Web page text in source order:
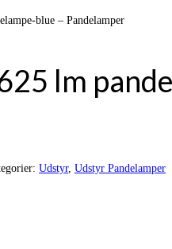
blue – Pandelamper
lm
Udstyr, Udstyr Pandelamper